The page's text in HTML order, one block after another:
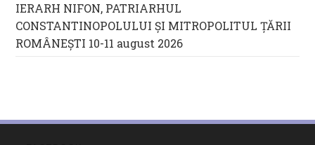
IERARH NIFON, PATRIARHUL
CONSTANTINOPOLULUI ŞI MITROPOLITUL ȚĂRII
ROMÂNEȘTI 10-11 august 2026